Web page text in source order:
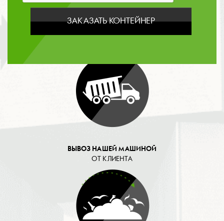
ВЫВОЗ НАШЕЙ МАШИНОЙ
ОТ КЛИЕНТА
ЗАКАЗАТЬ КОНТЕЙНЕР